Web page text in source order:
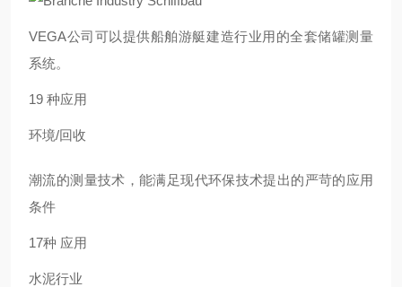
VEGA公司可以提供船舶游艇建造行业用的全套储罐测量
系统。
19 种应用
环境/回收
潮流的测量技术，能满足现代环保技术提出的严苛的应用
条件
17种 应用
水泥行业